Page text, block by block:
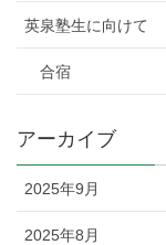
英泉塾生に向けて
合宿
アーカイブ
2025年9月
2025年8月